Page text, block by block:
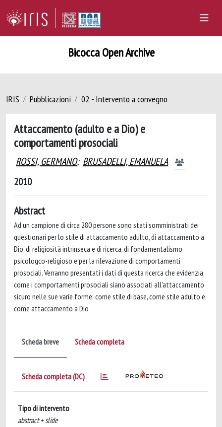
Bicocca Open Archive
IRIS Pubblicazioni 02 - Intervento a convegno
Attaccamento (adulto e a Dio) e
comportamenti prosociali
ROSSI, GERMANO; BRUSADELLI, EMANUELA
2010
Abstract
Ad un campione di circa 280 persone sono stati somministrati dei
questionari per lo stile di attaccamento adulto, di attaccamento a
Dio, di religiosità intrinseca e di ricerca, di fondamentalismo
psicologco-religioso e per la rilevazione di comportamenti
prosociali. Verranno presentati i dati di questa ricerca che evidenzia
come i comportamenti prosociali siano associati all'attaccamento
sicuro nelle sue varie forme: come stile di base, come stile adulto e
come attaccamento a Dio
Scheda breve Scheda completa
Scheda completa (DC)
Tipo di intervento
abstract + slide